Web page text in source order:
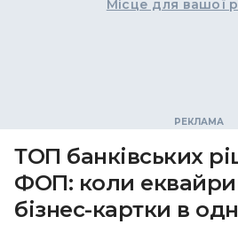
Місце для вашої
ТОП банківських
ФОП: коли
бізнес-картки в